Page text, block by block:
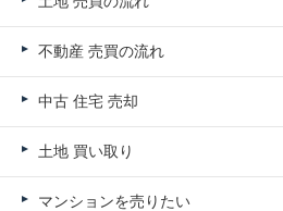
不動産 売買の流れ
中古 住宅 売却
土地 買い取り
マンションを売りたい